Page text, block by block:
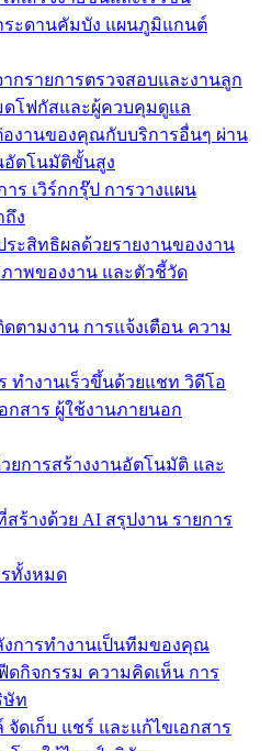
ระดานคัมบัง แผนภูมิแกนต์
กรายการตรวจสอบและงานลูก
ดโฟกัสและผู้ควบคุมดูแล
องานของคุณกับบริการอื่นๆ ผ่าน
อัตโนมัติขั้นสูง
าร เวิร์กกรุ๊ป การวางแผน
ถึง
ระสิทธิผลด้วยรายงานของงาน
าพของงาน และตัวชี้วัด
ตามงาน การแจ้งเตือน ความ
ทํางานเร็วขึ้นด้วยแชท วิดีโอ
กสาร ผู้ใช้งานภายนอก
ยการสร้างงานอัตโนมัติ และ
ร้างด้วย AI สรุปงาน รายการ
ทั้งหมด
งการทำงานเป็นทีมของคุณ
ดกิจกรรม ความคิดเห็น การ
ษัท
จัดเก็บ แชร์ และแก้ไขเอกสาร